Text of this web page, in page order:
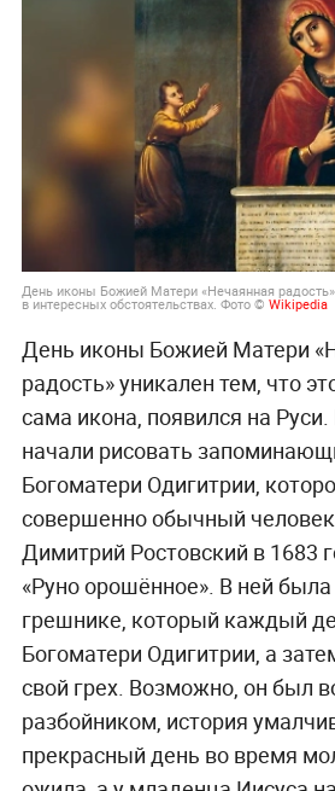
День иконы Божией Матери «Нечаянная
в интересных обстоятельствах. Фото © Wikipedia
День иконы Божией Матери
радость» уникален тем, что
сама икона, появился на
начали рисовать
Богоматери Одигитрии,
совершенно обычный
Димитрий Ростовский в 1683
«Руно орошённое». В ней была
грешнике, который каждый
Богоматери Одигитрии, а
свой грех. Возможно, он был
разбойником, история
прекрасный день во время